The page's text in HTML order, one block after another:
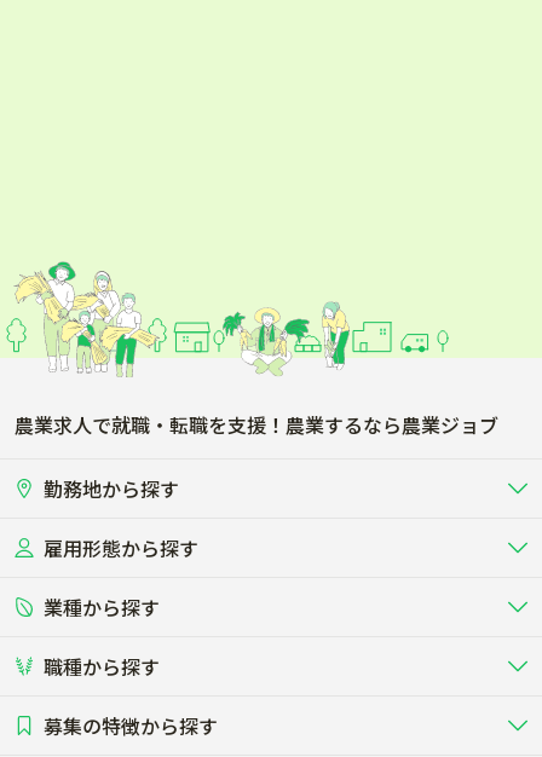
農業求人で就職・転職を支援！農業するなら農業ジョブ
勤務地から探す
北海道
関東
東海
雇用形態から探す
正社員 バイト・アルバイト・パート
短期アルバイト
その他（独立・副業など）
業種から探す
畜産（酪農･肉牛･養豚･養鶏など）
酪農
職種から探す
農場･牧場･現場職
専門職（獣医師･人工授精師･
募集の特徴から探す